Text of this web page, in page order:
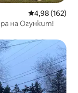
Средна
4,98 (162)
на Огункит!